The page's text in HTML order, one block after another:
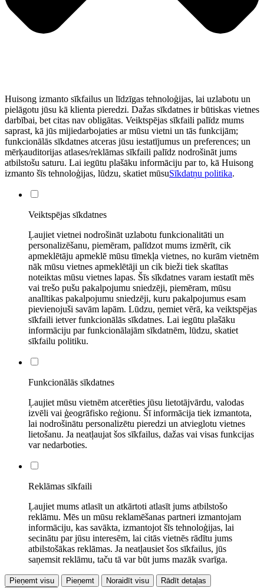
Huisong izmanto sīkfailus un līdzīgas tehnoloģijas, lai uzlabotu un
pielāgotu jūsu kā klienta pieredzi. Dažas sīkdatnes ir būtiskas vietnes
darbībai, bet citas nav obligātas. Veiktspējas sīkfaili palīdz mums
saprast, kā jūs mijiedarbojaties ar mūsu vietni un tās funkcijām;
funkcionālās sīkdatnes atceras jūsu iestatījumus un preferences; un
mērķauditorijas atlases/reklāmas sīkfaili palīdz nodrošināt jums
atbilstošu saturu. Lai iegūtu plašāku informāciju par to, kā Huisong
izmanto šīs tehnoloģijas, lūdzu, skatiet mūsuSīkdatņu politika.
Veiktspējas sīkdatnes
Ļaujiet vietnei nodrošināt uzlabotu funkcionalitāti un
personalizēšanu, piemēram, palīdzot mums izmērīt, cik
apmeklētāju apmeklē mūsu tīmekļa vietnes, no kurām vietnēm
nāk mūsu vietnes apmeklētāji un cik bieži tiek skatītas
noteiktas mūsu vietnes lapas. Šīs sīkdatnes varam iestatīt mēs
vai trešo pušu pakalpojumu sniedzēji, piemēram, mūsu
analītikas pakalpojumu sniedzēji, kuru pakalpojumus esam
pievienojuši savām lapām. Lūdzu, ņemiet vērā, ka veiktspējas
sīkfaili ietver funkcionālās sīkdatnes. Lai iegūtu plašāku
informāciju par funkcionālajām sīkdatnēm, lūdzu, skatiet
sīkfailu politiku.
Funkcionālās sīkdatnes
Ļaujiet mūsu vietnēm atcerēties jūsu lietotājvārdu, valodas
izvēli vai ģeogrāfisko reģionu. Šī informācija tiek izmantota,
lai nodrošinātu personalizētu pieredzi un atvieglotu vietnes
lietošanu. Ja neatļaujat šos sīkfailus, dažas vai visas funkcijas
var nedarboties.
Reklāmas sīkfaili
Ļaujiet mums atlasīt un atkārtoti atlasīt jums atbilstošo
reklāmu. Mēs un mūsu reklamēšanas partneri izmantojam
informāciju, kas savākta, izmantojot šīs tehnoloģijas, lai
secinātu par jūsu interesēm, lai citās vietnēs rādītu jums
atbilstošākas reklāmas. Ja neatļausiet šos sīkfailus, jūs
saņemsit reklāmu, taču tā var būt jums mazāk svarīga.
Pieņemt visu Pieņemt Noraidīt visu
Rādīt detaļas